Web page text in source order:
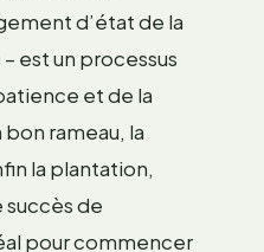
d’état de la
est un processus
et de la
rameau, la
la plantation,
de
pour commencer